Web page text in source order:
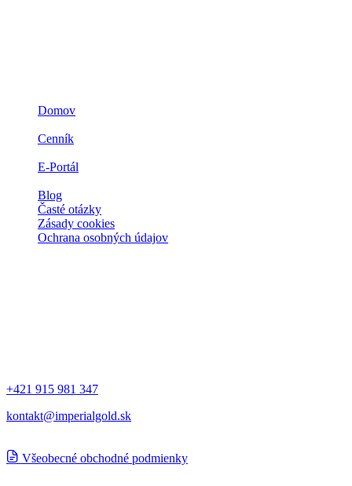
Domov
Cenník
E-Portál
Blog
Časté otázky
Zásady cookies
Ochrana osobných údajov
+421 915 981 347
kontakt@imperialgold.sk
Všeobecné obchodné podmienky